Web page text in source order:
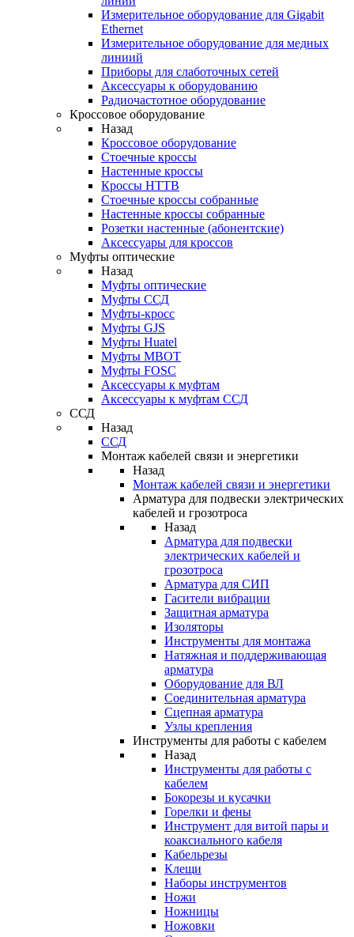
Измерительное оборудование для Gigabit
Ethernet
Измерительное оборудование для медных
линиий
Приборы для слаботочных сетей
Аксессуары к оборудованию
Радиочастотное оборудование
Кроссовое оборудование
Назад
Кроссовое оборудование
Стоечные кроссы
Настенные кроссы
Кроссы HTTB
Стоечные кроссы собранные
Настенные кроссы собранные
Розетки настенные (абонентские)
Аксессуары для кроссов
Муфты оптические
Назад
Муфты оптические
Муфты ССД
Муфты-кросс
Муфты GJS
Муфты Huatel
Муфты МВОТ
Муфты FOSC
Аксессуары к муфтам
Аксессуары к муфтам ССД
ССД
Назад
ССД
Монтаж кабелей связи и энергетики
Назад
Монтаж кабелей связи и энергетики
Арматура для подвески электрических
кабелей и грозотроса
Назад
Арматура для подвески
электрических кабелей и
грозотроса
Арматура для СИП
Гасители вибрации
Защитная арматура
Изоляторы
Инструменты для монтажа
Натяжная и поддерживающая
арматура
Оборудование для ВЛ
Соединительная арматура
Сцепная арматура
Узлы крепления
Инструменты для работы с кабелем
Назад
Инструменты для работы с
кабелем
Бокорезы и кусачки
Горелки и фены
Инструмент для витой пары и
коаксиального кабеля
Кабельрезы
Клещи
Наборы инструментов
Ножи
Ножницы
Ножовки